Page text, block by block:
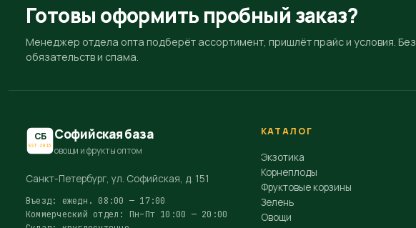
Готовы оформить пробный заказ?
Менеджер отдела опта подберёт ассортимент, пришлёт прайс и условия. Без
обязательств и спама.
СБ
EST.2015
Софийская база
овощи и фрукты оптом
Санкт-Петербург, ул. Софийская, д. 151
Въезд: ежедн. 08:00 — 17:00
Коммерческий отдел: Пн–Пт 10:00 — 20:00
КАТАЛОГ
Экзотика
Корнеплоды
Фруктовые корзины
Зелень
Овощи